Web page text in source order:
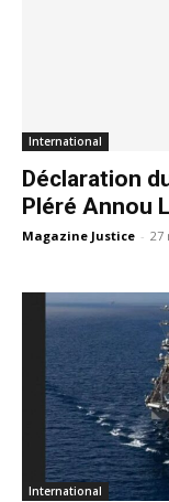
International
Déclaration
Pléré Annou
Magazine Justice - 27
International